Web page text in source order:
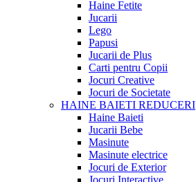
Haine Fetite
Jucarii
Lego
Papusi
Jucarii de Plus
Carti pentru Copii
Jocuri Creative
Jocuri de Societate
HAINE BAIETI REDUCERI
Haine Baieti
Jucarii Bebe
Masinute
Masinute electrice
Jocuri de Exterior
Jocuri Interactive